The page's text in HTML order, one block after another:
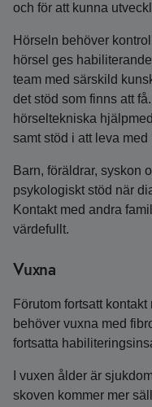
och för att kunna
Hörseln behöver
hörsel ges
team med särskild
det stöd som finns att
hörseltekniska
samt stöd i att leva
Barn, föräldrar, syskon
psykologiskt stöd när
Kontakt med andra
värdefullt.
Vuxna
Förutom fortsatt
behöver vuxna med
fortsatta
I vuxen ålder är
skoven kommer mer